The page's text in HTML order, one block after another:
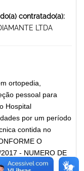
contratado(a):
LTDA
ortopedia,
pessoal para
Hospital
por um período
contida no
O
- NUMERO DE